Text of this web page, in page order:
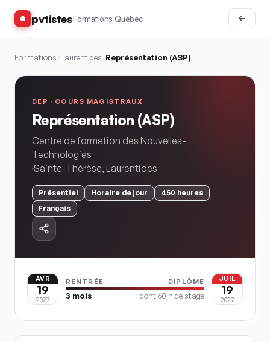
pvtistesFormations Québec
Formations Laurentides Représentation (ASP)
DEP · COURS MAGISTRAUX
Représentation (ASP)
Centre de formation des Nouvelles-
Technologies
Sainte-Thérèse, Laurentides
Présentiel Horaire de jour 450 heures
Français
AVR
19
2027
RENTRÉE DIPLÔME
3 mois dont 60 h de stage
JUIL
19
2027